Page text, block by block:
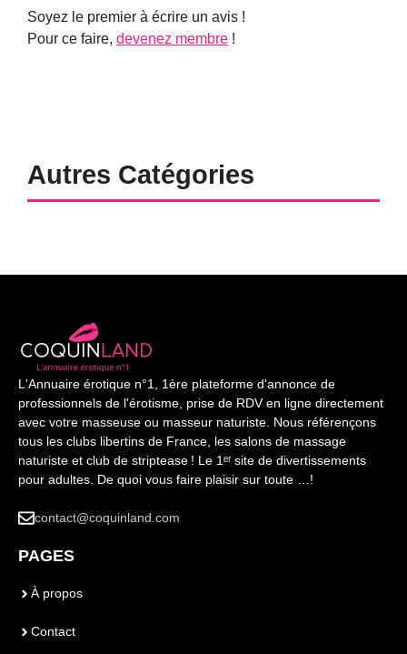
Soyez le premier à écrire un avis !
Pour ce faire, devenez membre !
Autres Catégories
L'Annuaire érotique n°1, 1ère plateforme d'annonce de
professionnels de l'érotisme, prise de RDV en ligne directement
avec votre masseuse ou masseur naturiste. Nous référençons
tous les clubs libertins de France, les salons de massage
naturiste et club de striptease ! Le 1ᵉʳ site de divertissements
pour adultes. De quoi vous faire plaisir sur toute …!
contact@coquinland.com
PAGES
À propos
Contact